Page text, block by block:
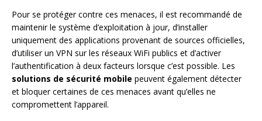
Pour se protéger contre ces menaces, il est recommandé de
maintenir le système d’exploitation à jour, d’installer
uniquement des applications provenant de sources officielles,
d’utiliser un VPN sur les réseaux WiFi publics et d’activer
l’authentification à deux facteurs lorsque c’est possible. Les
solutions de sécurité mobile peuvent également détecter
et bloquer certaines de ces menaces avant qu’elles ne
compromettent l’appareil.